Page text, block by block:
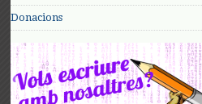
Donacions